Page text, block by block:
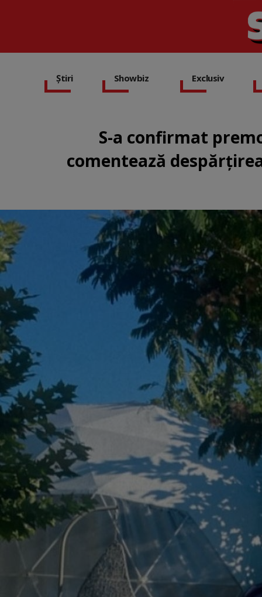
Știri Showbiz Exclusiv
S-a confirmat
comentează